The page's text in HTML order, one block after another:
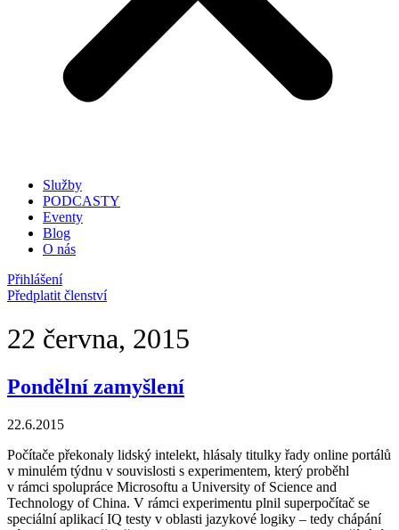
Služby
PODCASTY
Eventy
Blog
O nás
Přihlášení
Předplatit členství
22 června, 2015
Pondělní zamyšlení
22.6.2015
Počítače překonaly lidský intelekt, hlásaly titulky řady online portálů
v minulém týdnu v souvislosti s experimentem, který proběhl
v rámci spolupráce Microsoftu a University of Science and
Technology of China. V rámci experimentu plnil superpočítač se
speciální aplikací IQ testy v oblasti jazykové logiky – tedy chápání